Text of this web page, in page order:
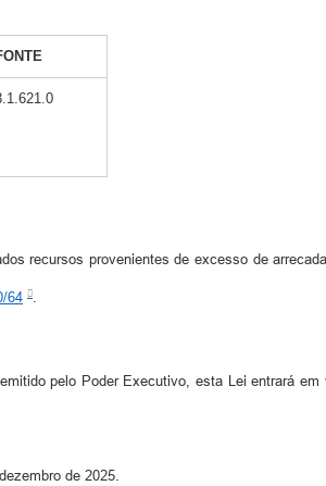
recursos provenientes de excesso de
64 .
pelo Poder Executivo, esta Lei entrará
de 2025.